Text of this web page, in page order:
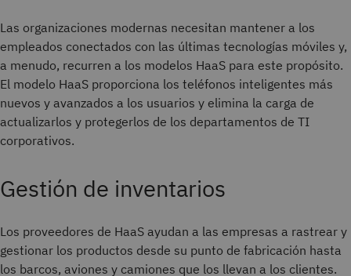
Las organizaciones modernas necesitan mantener a los
empleados conectados con las últimas tecnologías móviles y,
a menudo, recurren a los modelos HaaS para este propósito.
El modelo HaaS proporciona los teléfonos inteligentes más
nuevos y avanzados a los usuarios y elimina la carga de
actualizarlos y protegerlos de los departamentos de TI
corporativos.
Gestión de inventarios
Los proveedores de HaaS ayudan a las empresas a rastrear y
gestionar los productos desde su punto de fabricación hasta
los barcos, aviones y camiones que los llevan a los clientes.